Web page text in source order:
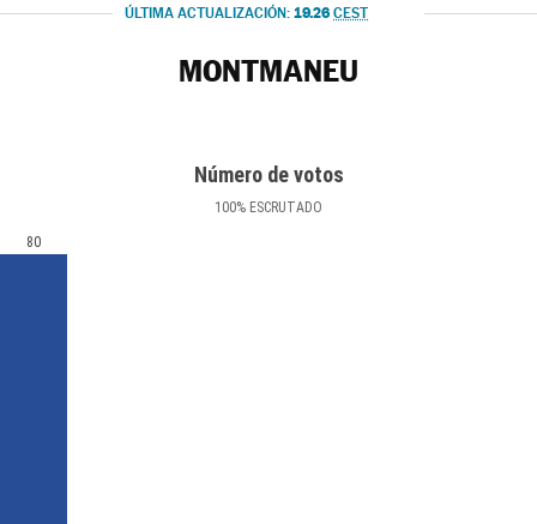
ÚLTIMA ACTUALIZACIÓN: 19.26 CEST
MONTMANEU
Número de votos
100% ESCRUTADO
80